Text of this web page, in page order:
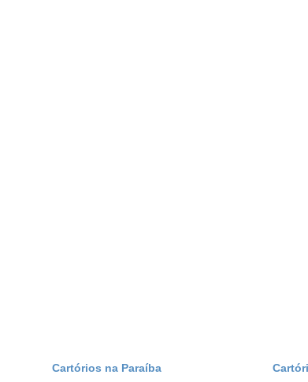
Cartórios na Paraíba